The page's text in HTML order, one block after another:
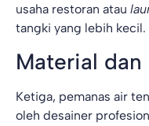
usaha restoran atau
tangki yang lebih kecil.
Material dan
Ketiga, pemanas air
oleh desainer